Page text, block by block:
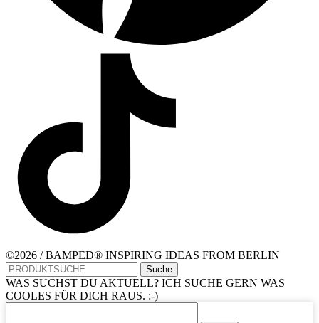
©2026 / BAMPED® INSPIRING IDEAS FROM BERLIN
Suche
WAS SUCHST DU AKTUELL? ICH SUCHE GERN WAS
COOLES FÜR DICH RAUS. :-)